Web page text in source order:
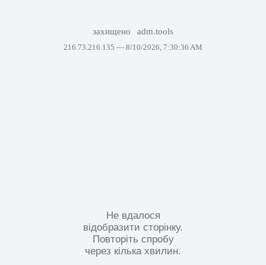
захищено adm.tools
216.73.216.135 — 8/10/2026, 7:30:36 AM
Не вдалося
відобразити сторінку.
Повторіть спробу
через кілька хвилин.